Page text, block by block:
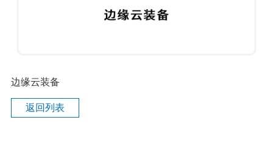
边缘云装备
返回列表